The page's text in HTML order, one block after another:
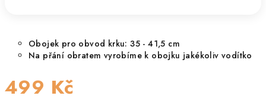
Obojek pro obvod krku: 35 - 41,5 cm
Na přání obratem vyrobíme k obojku jakékoliv vodítko
499 Kč